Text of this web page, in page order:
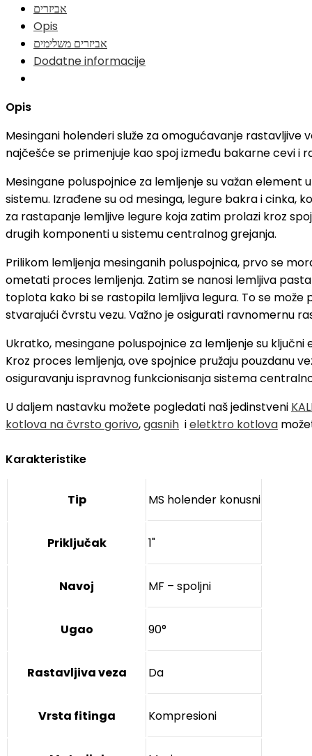
אביזרים
Opis
אביזרים משלימים
Dodatne informacije
Opis
Mesingani holenderi služe za omogućavanje rastavljive
najčešće se primenjuje kao spoj između bakarne cevi i
Mesingane poluspojnice za lemljenje su važan
sistemu. Izrađene su od mesinga, legure bakra i cinka,
za rastapanje lemljive legure koja zatim prolazi kroz
drugih komponenti u sistemu centralnog grejanja.
Prilikom lemljenja mesinganih poluspojnica, prvo se
ometati proces lemljenja. Zatim se nanosi lemljiva
toplota kako bi se rastopila lemljiva legura. To se
stvarajući čvrstu vezu. Važno je osigurati ravnomernu
Ukratko, mesingane poluspojnice za lemljenje su
Kroz proces lemljenja, ove spojnice pružaju pouzdanu
osiguravanju ispravnog funkcionisanja sistema
U daljem nastavku možete pogledati naš jedinstveni
kotlova na čvrsto gorivo,gasnih ieletktro kotlova
Karakteristike
Tip MS holender konusni
Priključak 1"
Navoj MF – spoljni
Ugao 90°
Rastavljiva veza Da
Vrsta fitinga Kompresioni